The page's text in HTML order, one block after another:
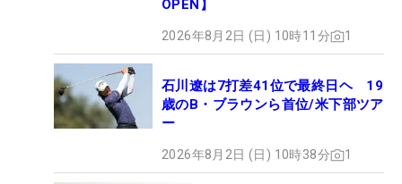
OPEN】
2026年8月2日 (日) 10時11分 1
石川遼は7打差41位で最終日ヘ 19
歳のB・ブラウンら首位/米下部ツア
ー
2026年8月2日 (日) 10時38分 1